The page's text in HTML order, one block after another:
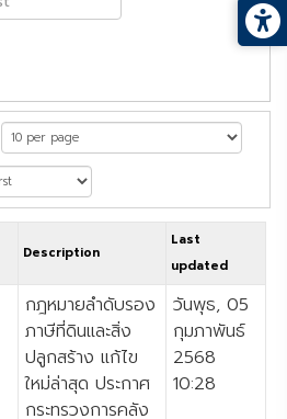
Description
Last
updated
กฎหมายลำดับรอง
ภาษีที่ดินและสิ่ง
ปลูกสร้าง แก้ไข
ใหม่ล่าสุด ประกาศ
กระทรวงการคลัง
วันพุธ, 05
กุมภาพันธ์
2568
10:28